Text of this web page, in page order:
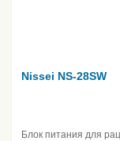
Nissei NS-28SW
Блок питания для